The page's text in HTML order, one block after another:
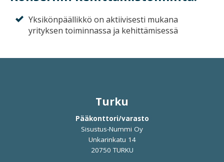
Yksikönpäällikkö on aktiivisesti mukana
yrityksen toiminnassa ja kehittämisessä
Turku
Pääkonttori/varasto
Sisustus-Nummi Oy
Unkarinkatu 14
20750 TURKU